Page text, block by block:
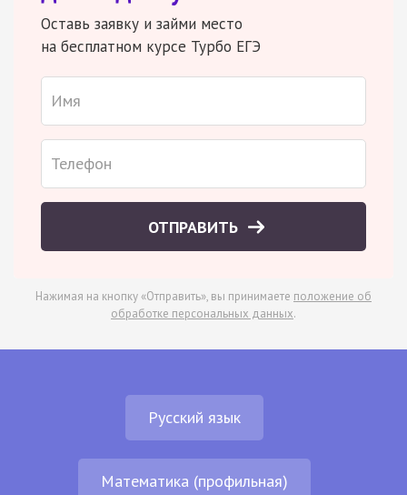
Оставь заявку и займи место
на бесплатном курсе Турбо ЕГЭ
ОТПРАВИТЬ
Нажимая на кнопку «Отправить», вы принимаете положение об
обработке персональных данных.
Русский язык
Математика (профильная)